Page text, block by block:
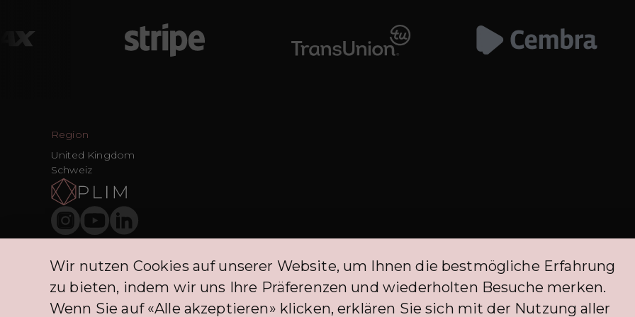
Region
United Kingdom
Schweiz
Die BNPL-Dienstleistungen, die PLIM CH-Kunden anbietet, profitieren derzeit von einer Ausnahme von der FINMA-Regulierung. Die
müssen.
Wir nutzen Cookies auf unserer Website, um Ihnen die bestmögliche Erfahrung
zu bieten, indem wir uns Ihre Präferenzen und wiederholten Besuche merken.
Wenn Sie auf «Alle akzeptieren» klicken, erklären Sie sich mit der Nutzung aller